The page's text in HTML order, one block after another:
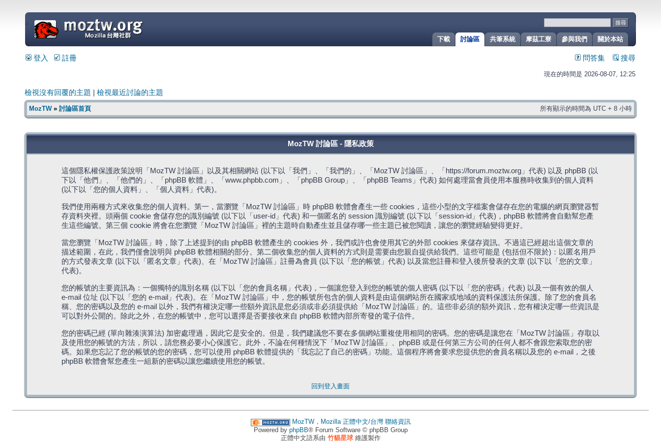
關於本站
參與我們
摩茲工寮
共筆系統
討論區
下載
=
登入 註冊 問答集 搜尋
現在的時間是 2026-08-07, 12:25
檢視沒有回覆的主題 檢視最近討論的主題
MozTW» 討論區首頁 所有顯示的時間為 UTC + 8 小時
MozTW 討論區 - 隱私政策
這個隱私權保護政策說明「MozTW 討論區」以及其相關網站 (以下以「我們」、「我們的」、「MozTW 討論區」、「https://forum.moztw.org」代表) 以及 phpBB (以
下以「他們」、「他們的」、「phpBB 軟體」、「www.phpbb.com」、「phpBB Group」、「phpBB Teams」代表) 如何處理當會員使用本服務時收集到的個人資料
(以下以「您的個人資料」、「個人資料」代表)。
我們使用兩種方式來收集您的個人資料。第一，當瀏覽「MozTW 討論區」時 phpBB 軟體會產生一些 cookies，這些小型的文字檔案會儲存在您的電腦的網頁瀏覽器暫
存資料夾裡。頭兩個 cookie 會儲存您的識別編號 (以下以「user-id」代表) 和一個匿名的 session 識別編號 (以下以「session-id」代表)，phpBB 軟體將會自動幫您產
生這些編號。第三個 cookie 將會在您瀏覽「MozTW 討論區」裡的主題時自動產生並且儲存哪一些主題已被您閱讀，讓您的瀏覽經驗變得更好。
當您瀏覽「MozTW 討論區」時，除了上述提到的由 phpBB 軟體產生的 cookies 外，我們或許也會使用其它的外部 cookies 來儲存資訊。不過這已經超出這個文章的
描述範圍，在此，我們僅會說明與 phpBB 軟體相關的部分。第二個收集您的個人資料的方式則是需要由您親自提供給我們。這些可能是 (包括但不限於)：以匿名用戶
的方式發表文章 (以下以「匿名文章」代表)、在「MozTW 討論區」註冊為會員 (以下以「您的帳號」代表) 以及當您註冊和登入後所發表的文章 (以下以「您的文章」
代表)。
您的帳號的主要資訊為：一個獨特的識別名稱 (以下以「您的會員名稱」代表)，一個讓您登入到您的帳號的個人密碼 (以下以「您的密碼」代表) 以及一個有效的個人
e-mail 位址 (以下以「您的 e-mail」代表)。在「MozTW 討論區」中，您的帳號所包含的個人資料是由這個網站所在國家或地域的資料保護法所保護。除了您的會員名
稱、您的密碼以及您的 e-mail 以外，我們有權決定哪一些額外資訊是您必須或非必須提供給「MozTW 討論區」的。這些非必須的額外資訊，您有權決定哪一些資訊是
可以對外公開的。除此之外，在您的帳號中，您可以選擇是否要接收來自 phpBB 軟體內部所寄發的電子信件。
您的密碼已經 (單向雜湊演算法) 加密處理過，因此它是安全的。但是，我們建議您不要在多個網站重複使用相同的密碼。您的密碼是讓您在「MozTW 討論區」存取以
及使用您的帳號的方法，所以，請您務必要小心保護它。此外，不論在何種情況下「MozTW 討論區」、phpBB 或是任何第三方公司的任何人都不會跟您索取您的密
碼。如果您忘記了您的帳號的您的密碼，您可以使用 phpBB 軟體提供的「我忘記了自己的密碼」功能。這個程序將會要求您提供您的會員名稱以及您的 e-mail，之後
phpBB 軟體會幫您產生一組新的密碼以讓您繼續使用您的帳號。
回到登入畫面
MozTW，Mozilla 正體中文/台灣 聯絡資訊
Powered by phpBB® Forum Software © phpBB Group
正體中文語系由 竹貓星球維護製作